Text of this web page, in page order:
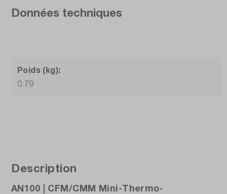
Données techniques
Poids (kg):
0.79
Description
AN100 | CFM/CMM Mini-Thermo-